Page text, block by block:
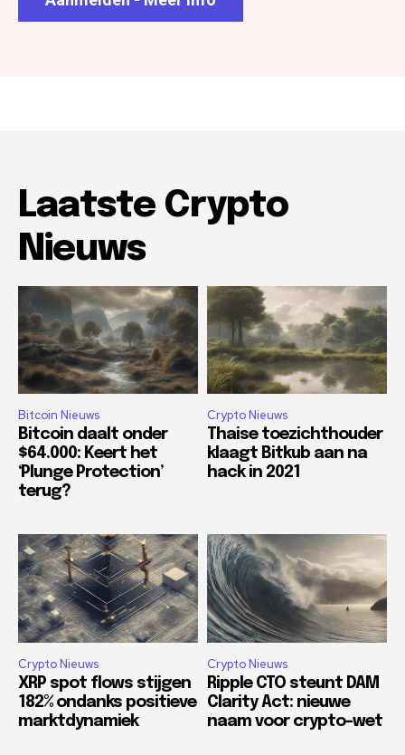
Laatste Crypto
Nieuws
Bitcoin Nieuws
Bitcoin daalt onder
$64.000: Keert het
‘Plunge Protection’
terug?
Crypto Nieuws
Thaise toezichthouder
klaagt Bitkub aan na
hack in 2021
Crypto Nieuws
XRP spot flows stijgen
182% ondanks positieve
marktdynamiek
Crypto Nieuws
Ripple CTO steunt DAM
Clarity Act: nieuwe
naam voor crypto-wet